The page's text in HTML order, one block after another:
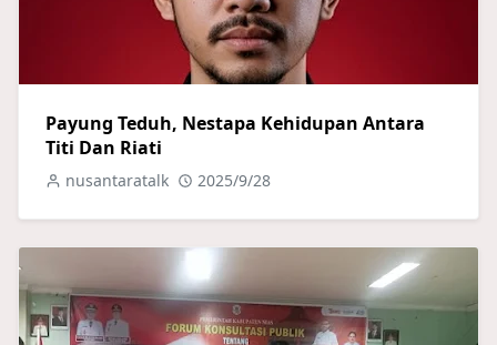
Payung Teduh, Nestapa Kehidupan Antara
Titi Dan Riati
nusantaratalk 2025/9/28